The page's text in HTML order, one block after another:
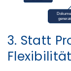
3. Statt
Flexibilität